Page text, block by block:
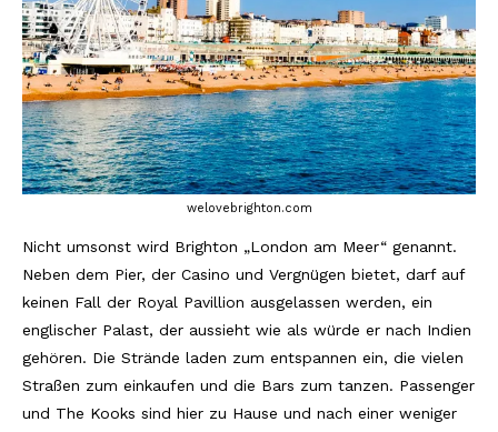
welovebrighton.com
Nicht umsonst wird Brighton „London am Meer“ genannt.
Neben dem Pier, der Casino und Vergnügen bietet, darf auf
keinen Fall der Royal Pavillion ausgelassen werden, ein
englischer Palast, der aussieht wie als würde er nach Indien
gehören. Die Strände laden zum entspannen ein, die vielen
Straßen zum einkaufen und die Bars zum tanzen. Passenger
und The Kooks sind hier zu Hause und nach einer weniger